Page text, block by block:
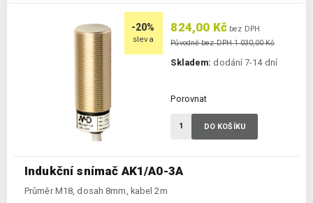
-20%
sleva
Indukční snímač AK1/A0-3A
Průměr M18, dosah 8mm, kabel 2m
824,00 Kč bez DPH
Původně bez DPH 1 030,00 Kč
Skladem: dodání 7-14 dní
Porovnat
DO KOŠÍKU